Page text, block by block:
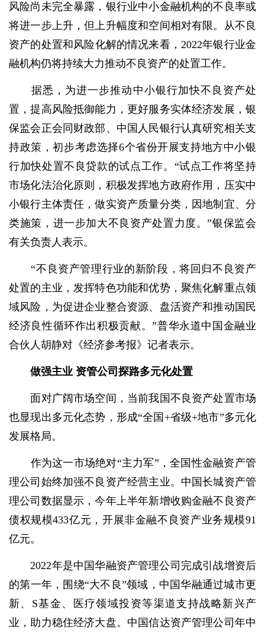
风险尚未完全暴露，银行业中小金融机构的不良率或
将进一步上升，但上升幅度和空间相对有限。从不良
资产的处置和风险化解的情况来看，2022年银行业金
融机构仍将持续大力推动不良资产的处置工作。
据悉，为进一步推动中小银行加快不良资产处
置，提高风险抵御能力，更好服务实体经济发展，银
保监会正会同财政部、中国人民银行认真研究相关支
持政策，初步考虑选择6个省份开展支持地方中小银
行加快处置不良贷款的试点工作。“试点工作将坚持
市场化法治化原则，积极发挥地方政府作用，压实中
小银行主体责任，做实资产质量分类，因地制宜、分
类施策，进一步加大不良资产处置力度。”银保监会
有关负责人表示。
“不良资产管理行业的新阶段，将回归不良资产
处置的主业，发挥特色功能和优势，聚焦化解重点领
域风险，为促进企业整合资源、盘活资产和推动国民
经济良性循环作出积极贡献。”普华永道中国金融业
合伙人胡静对《经济参考报》记者表示。
做强主业 资管公司探路多元化处置
面对广阔市场空间，当前我国不良资产处置市场
也显现出多元化态势，形成“全国+省级+地市”多元化
发展格局。
作为这一市场绝对“主力军”，全国性金融资产管
理公司始终加强不良资产经营主业。中国长城资产管
理公司数据显示，今年上半年新增收购金融不良资产
债权规模433亿元，开展非金融不良资产业务规模91
亿元。
2022年是中国华融资产管理公司完成引战增资后
的第一年，围绕“大不良”领域，中国华融通过城市更
新、S基金、医疗领域投资等渠道支持战略新兴产
业，助力稳住经济大盘。中国信达资产管理公司年中